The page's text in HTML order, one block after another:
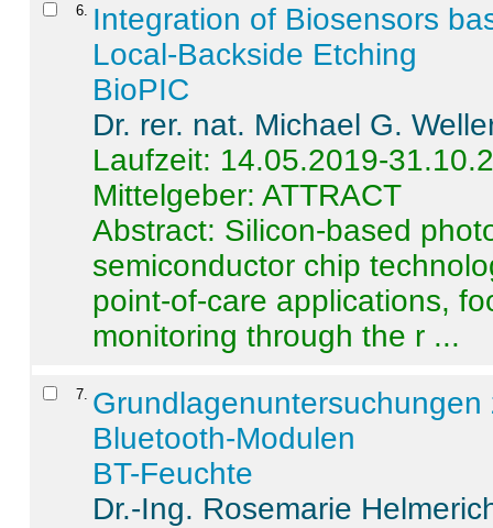
6
Integration of Biosensors
Local-Backside Etching
BioPIC
Dr. rer. nat. Michael G.
Laufzeit: 14.05.2019-
Mittelgeber: ATTRACT
Abstract: Silicon-based
semiconductor chip
point-of-care applications,
monitoring through the r ...
7
Bluetooth-Modulen
BT-Feuchte
Dr.-Ing. Rosemarie